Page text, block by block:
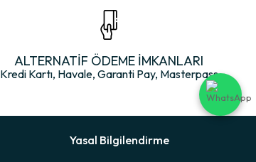
ALTERNATİF ÖDEME İMKANLARI
Kredi Kartı, Havale, Garanti Pay, Masterpass
Yasal Bilgilendirme